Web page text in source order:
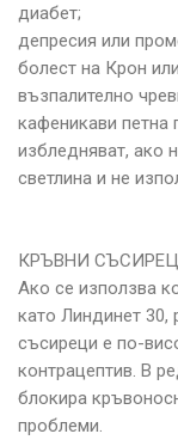
диабет;
депресия или
болест на Крон
възпалително
кафеникави петна
избледняват, ако
светлина и не
КРЪВНИ
Ако се използва
като Линдинет 30,
съсиреци е по-
контрацептив. В
блокира
проблеми.